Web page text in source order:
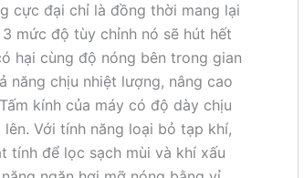
cực đại chỉ là đồng thời mang lại
mức độ tùy chỉnh nó sẽ hút hết
hại cùng độ nóng bên trong gian
chịu nhiệt lượng, nâng cao
kính của máy có độ dày chịu
Với tính năng loại bỏ tạp khí,
tính để lọc sạch mùi và khí xấu